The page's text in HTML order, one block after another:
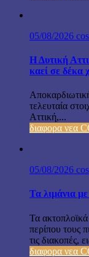
05/08/2026
Η Δυτική
καεί σε δέκα
τελευταία
Αττική,...
διαφορα νεα
05/08/2026
Τα λιμάνια
Τα
περίπου τους
τις διακοπές,
διαφορα νεα